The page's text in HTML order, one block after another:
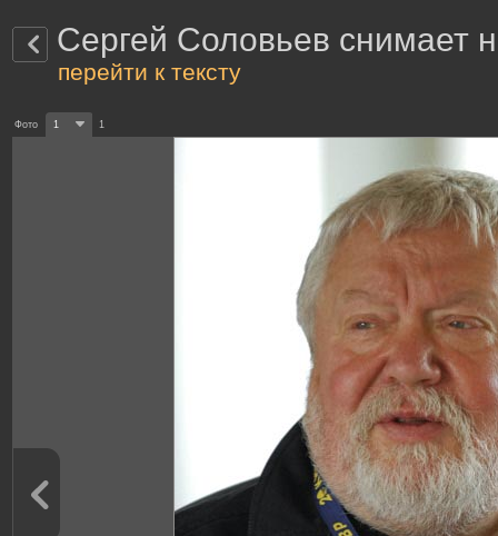
Сергей Соловьев снимает
перейти к тексту
Фото 1 1